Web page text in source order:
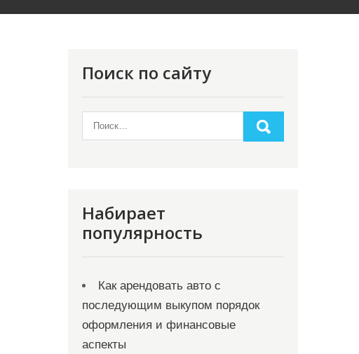
Поиск по сайту
Набирает
популярность
Как арендовать авто с
последующим выкупом порядок
оформления и финансовые
аспекты